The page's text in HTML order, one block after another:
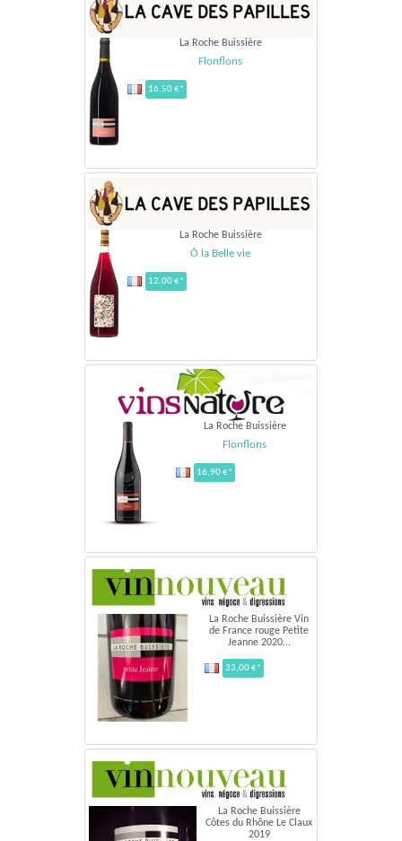
La Roche Buissière
Flonflons
16.50 €*
La Roche Buissière
Ô la Belle vie
12.00 €*
La Roche Buissière
Flonflons
16,90 €*
La Roche Buissière Vin
de France rouge Petite
Jeanne 2020...
33,00 €*
La Roche Buissière
Côtes du Rhône Le Claux
2019